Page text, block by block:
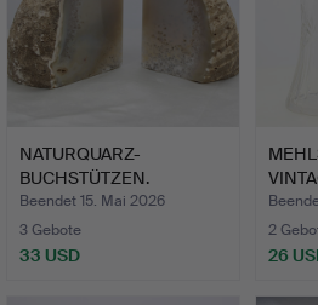
NATURQUARZ-
BUCHSTÜTZEN.
Beendet 15. Mai 2026
3 Gebote
33 USD
2
26